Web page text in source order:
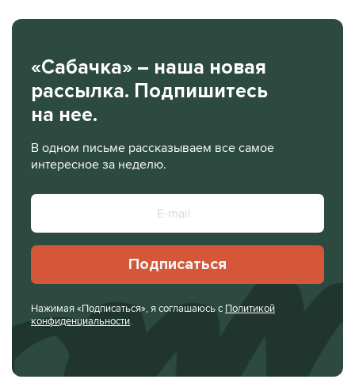
«Сабачка» – наша новая
рассылка. Подпишитесь
на нее.
В одном письме рассказываем все самое
интересное за неделю.
Подписаться
Нажимая «Подписаться», я соглашаюсь с Политикой
конфиденциальности.